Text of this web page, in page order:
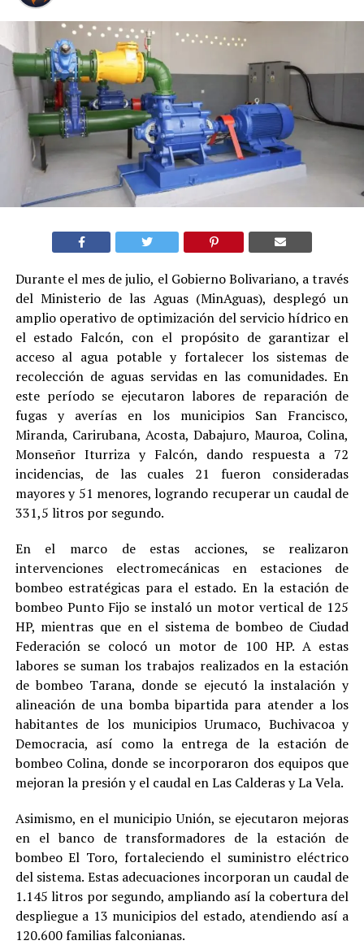
Durante el mes de julio, el Gobierno Bolivariano, a través
del Ministerio de las Aguas (MinAguas), desplegó un
amplio operativo de optimización del servicio hídrico en
el estado Falcón, con el propósito de garantizar el
acceso al agua potable y fortalecer los sistemas de
recolección de aguas servidas en las comunidades. En
este período se ejecutaron labores de reparación de
fugas y averías en los municipios San Francisco,
Miranda, Carirubana, Acosta, Dabajuro, Mauroa, Colina,
Monseñor Iturriza y Falcón, dando respuesta a 72
incidencias, de las cuales 21 fueron consideradas
mayores y 51 menores, logrando recuperar un caudal de
331,5 litros por segundo.
En el marco de estas acciones, se realizaron
intervenciones electromecánicas en estaciones de
bombeo estratégicas para el estado. En la estación de
bombeo Punto Fijo se instaló un motor vertical de 125
HP, mientras que en el sistema de bombeo de Ciudad
Federación se colocó un motor de 100 HP. A estas
labores se suman los trabajos realizados en la estación
de bombeo Tarana, donde se ejecutó la instalación y
alineación de una bomba bipartida para atender a los
habitantes de los municipios Urumaco, Buchivacoa y
Democracia, así como la entrega de la estación de
bombeo Colina, donde se incorporaron dos equipos que
mejoran la presión y el caudal en Las Calderas y La Vela.
Asimismo, en el municipio Unión, se ejecutaron mejoras
en el banco de transformadores de la estación de
bombeo El Toro, fortaleciendo el suministro eléctrico
del sistema. Estas adecuaciones incorporan un caudal de
1.145 litros por segundo, ampliando así la cobertura del
despliegue a 13 municipios del estado, atendiendo así a
120.600 familias falconianas.